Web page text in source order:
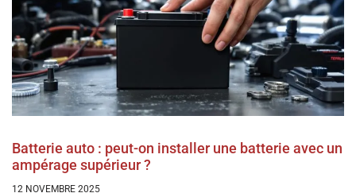
Batterie auto : peut-on installer une batterie avec un
ampérage supérieur ?
12 NOVEMBRE 2025